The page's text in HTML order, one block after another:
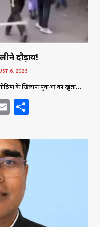
दौड़ाय!
6, 2026
के खिलाफ युवाओं का खुला…
E
ai
l
ar
e